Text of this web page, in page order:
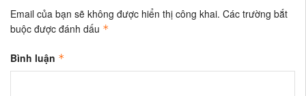
Email của bạn sẽ không được hiển thị công khai. Các trường bắt
buộc được đánh dấu *
Bình luận *